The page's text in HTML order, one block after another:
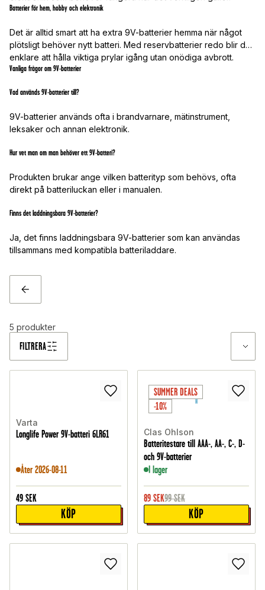
Batterier för hem, hobby och elektronik
Det är alltid smart att ha extra 9V-batterier hemma när något
plötsligt behöver nytt batteri. Med reservbatterier redo blir det
enklare att hålla viktiga prylar igång utan onödiga avbrott.
Vanliga frågor om 9V-batterier
Vad används 9V-batterier till?
9V-batterier används ofta i brandvarnare, mätinstrument,
leksaker och annan elektronik.
Hur vet man om man behöver ett 9V-batteri?
Produkten brukar ange vilken batterityp som behövs, ofta
direkt på batteriluckan eller i manualen.
Finns det laddningsbara 9V-batterier?
Ja, det finns laddningsbara 9V-batterier som kan användas
tillsammans med kompatibla batteriladdare.
TILLBAKA
FILTRERA
5 produkter
Varta
Longlife Power 9V-batteri 6LR61
Åter 2026-08-11
49 SEK
KÖP
SUMMER DEALS
-10%
Clas Ohlson
Batteritestare till AAA-, AA-, C-, D-
och 9V-batterier
I lager
89 SEK99 SEK
KÖP